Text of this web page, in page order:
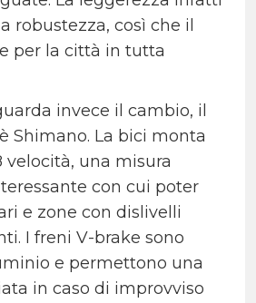
robustezza, così che il
per la città in tutta
invece il cambio, il
Shimano. La bici monta
velocità, una misura
con cui poter
e zone con dislivelli
I freni V-brake sono
e permettono una
in caso di improvviso